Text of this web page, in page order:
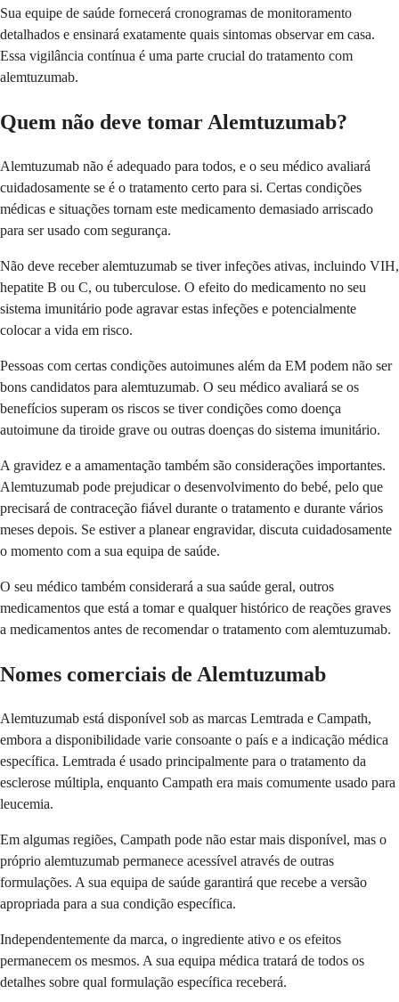
Sua equipe de saúde fornecerá cronogramas de monitoramento
detalhados e ensinará exatamente quais sintomas observar em casa.
Essa vigilância contínua é uma parte crucial do tratamento com
alemtuzumab.
Quem não deve tomar Alemtuzumab?
Alemtuzumab não é adequado para todos, e o seu médico avaliará
cuidadosamente se é o tratamento certo para si. Certas condições
médicas e situações tornam este medicamento demasiado arriscado
para ser usado com segurança.
Não deve receber alemtuzumab se tiver infeções ativas, incluindo VIH,
hepatite B ou C, ou tuberculose. O efeito do medicamento no seu
sistema imunitário pode agravar estas infeções e potencialmente
colocar a vida em risco.
Pessoas com certas condições autoimunes além da EM podem não ser
bons candidatos para alemtuzumab. O seu médico avaliará se os
benefícios superam os riscos se tiver condições como doença
autoimune da tiroide grave ou outras doenças do sistema imunitário.
A gravidez e a amamentação também são considerações importantes.
Alemtuzumab pode prejudicar o desenvolvimento do bebé, pelo que
precisará de contraceção fiável durante o tratamento e durante vários
meses depois. Se estiver a planear engravidar, discuta cuidadosamente
o momento com a sua equipa de saúde.
O seu médico também considerará a sua saúde geral, outros
medicamentos que está a tomar e qualquer histórico de reações graves
a medicamentos antes de recomendar o tratamento com alemtuzumab.
Nomes comerciais de Alemtuzumab
Alemtuzumab está disponível sob as marcas Lemtrada e Campath,
embora a disponibilidade varie consoante o país e a indicação médica
específica. Lemtrada é usado principalmente para o tratamento da
esclerose múltipla, enquanto Campath era mais comumente usado para
leucemia.
Em algumas regiões, Campath pode não estar mais disponível, mas o
próprio alemtuzumab permanece acessível através de outras
formulações. A sua equipa de saúde garantirá que recebe a versão
apropriada para a sua condição específica.
Independentemente da marca, o ingrediente ativo e os efeitos
permanecem os mesmos. A sua equipa médica tratará de todos os
detalhes sobre qual formulação específica receberá.